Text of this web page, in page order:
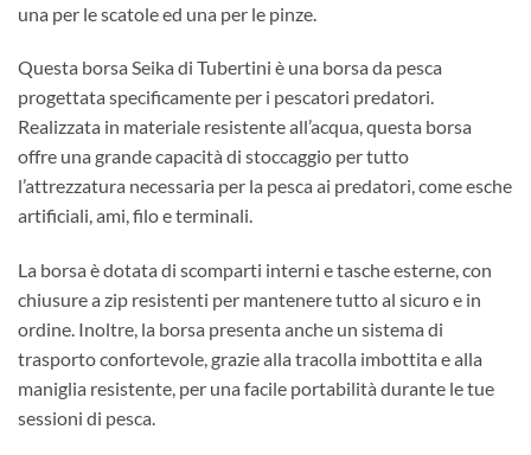
una per le scatole ed una per le pinze.
Questa borsa Seika di Tubertini è una borsa da pesca
progettata specificamente per i pescatori predatori.
Realizzata in materiale resistente all’acqua, questa borsa
offre una grande capacità di stoccaggio per tutto
l’attrezzatura necessaria per la pesca ai predatori, come esche
artificiali, ami, filo e terminali.
La borsa è dotata di scomparti interni e tasche esterne, con
chiusure a zip resistenti per mantenere tutto al sicuro e in
ordine. Inoltre, la borsa presenta anche un sistema di
trasporto confortevole, grazie alla tracolla imbottita e alla
maniglia resistente, per una facile portabilità durante le tue
sessioni di pesca.